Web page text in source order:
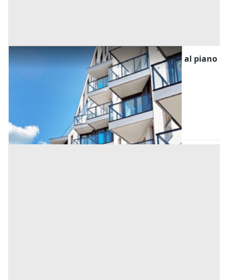
Asta Appartamento con cantina e veranda al piano
63.375 € 84.500 €
272cf5c7
Asta chiusa